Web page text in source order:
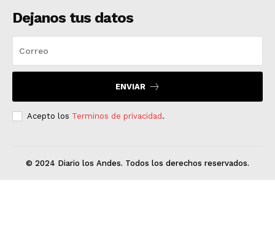
Dejanos tus datos
ENVIAR
Acepto los Terminos de privacidad.
© 2024 Diario los Andes. Todos los derechos reservados.